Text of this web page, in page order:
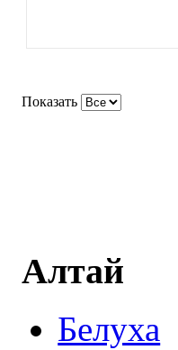
Показать
Алтай
Белуха